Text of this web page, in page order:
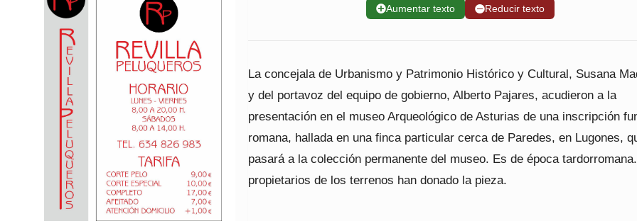
➕Aumentar texto ➖Reducir texto
La concejala de Urbanismo y Patrimonio Histórico y Cultural, Susana
y del portavoz del equipo de gobierno, Alberto Pajares, acudieron a la
presentación en el museo Arqueológico de Asturias de una inscripción
romana, hallada en una finca particular cerca de Paredes, en Lugones,
pasará a la colección permanente del museo. Es de época
propietarios de los terrenos han donado la pieza.